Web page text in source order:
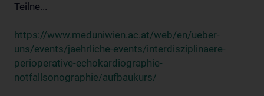
Teilne...
https://www.meduniwien.ac.at/web/en/ueber-
uns/events/jaehrliche-events/interdisziplinaere-
perioperative-echokardiographie-
notfallsonographie/aufbaukurs/